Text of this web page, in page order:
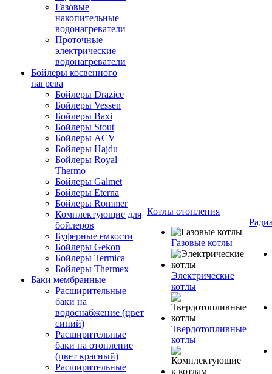
Газовые
накопительные
водонагреватели
Проточные
электрические
водонагреватели
Бойлеры косвенного
нагрева
Бойлеры Drazice
Бойлеры Vessen
Бойлеры Baxi
Бойлеры Stout
Бойлеры ACV
Бойлеры Hajdu
Бойлеры Royal
Thermo
Бойлеры Galmet
Бойлеры Eterna
Бойлеры Rommer
Комплектующие для
бойлеров
Буферные емкости
Бойлеры Gekon
Бойлеры Termica
Бойлеры Thermex
Баки мембранные
Расширительные
баки на
водоснабжение (цвет
синий)
Расширительные
баки на отопление
(цвет красный)
Расширительные
Котлы отопления
Газовые котлы
Электрические
котлы
Твердотопливные
котлы